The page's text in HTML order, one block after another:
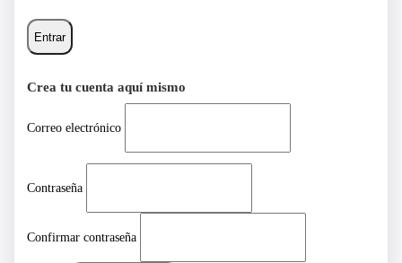
Entrar
Crea tu cuenta aquí mismo
Correo electrónico
Contraseña
Confirmar contraseña